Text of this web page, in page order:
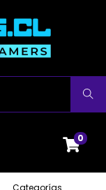
Buscar
0